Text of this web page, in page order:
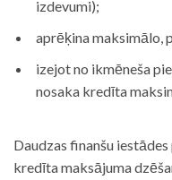
izdevumi);
aprēķina maksimālo,
izejot no ikmēneša
nosaka kredīta
Daudzas finanšu
kredīta maksājuma